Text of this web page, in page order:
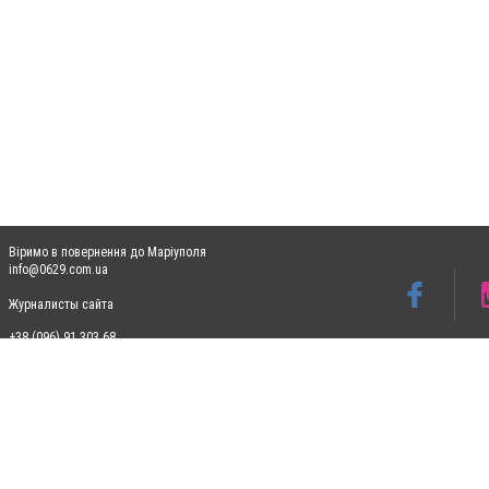
Віримо в повернення до Маріуполя
info@0629.com.ua
Журналисты сайта
+38 (096) 91 303 68